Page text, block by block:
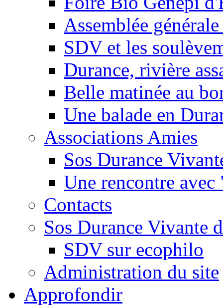
Assemblée
SDV et les
Durance, rivière
Belle matinée au
Une balade en
Associations Amies
Sos Durance
Une rencontre
Contacts
Sos Durance Vivante
SDV sur ecophilo
Administration du site
Approfondir